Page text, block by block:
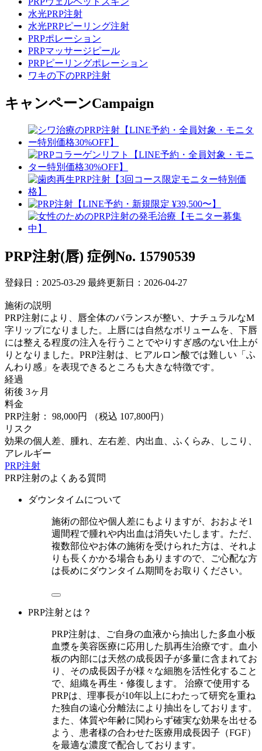
水光PRP注射
水光PRPピーリング注射
PRPポレーション
PRPマッサージピール
PRPピーリングポレーション
ワキの下のPRP注射
キャンペーンCampaign
PRP注射(唇) 症例No. 15790539
登録日：2025-03-29 最終更新日：2026-04-27
施術の説明
PRP注射により、唇全体のバランスが整い、ナチュラルなМ
字リップになりました。上唇には自然なボリュームを、下唇
には整える程度の注入を行うことでやりすぎ感のない仕上が
りとなりました。PRP注射は、ヒアルロン酸では難しい「ふ
んわり感」を表現できるところも大きな特徴です。
経過
術後 3ヶ月
料金
PRP注射： 98,000円
（税込 107,800円）
リスク
効果の個人差、腫れ、左右差、内出血、ふくらみ、しこり、
アレルギー
PRP注射
PRP注射のよくある質問
ダウンタイムについて
施術の部位や個人差にもよりますが、おおよそ1
週間程で腫れや内出血は消失いたします。ただ、
複数部位やお体の施術を受けられた方は、それよ
りも長くかかる場合もありますので、ご心配な方
は長めにダウンタイム期間をお取りください。
PRP注射とは？
PRP注射は、ご自身の血液から抽出した多血小板
血漿を美容医療に応用した肌再生治療です。血小
板の内部には天然の成長因子が多量に含まれてお
り、その成長因子が様々な細胞を活性化すること
で、組織を再生・修復します。 治療で使用する
PRPは、理事長が10年以上にわたって研究を重ね
た独自の遠心分離法により抽出をしております。
また、体質や年齢に関わらず確実な効果を出せる
よう、患者様の合わせた医療用成長因子（FGF）
を最適な濃度で配合しております。